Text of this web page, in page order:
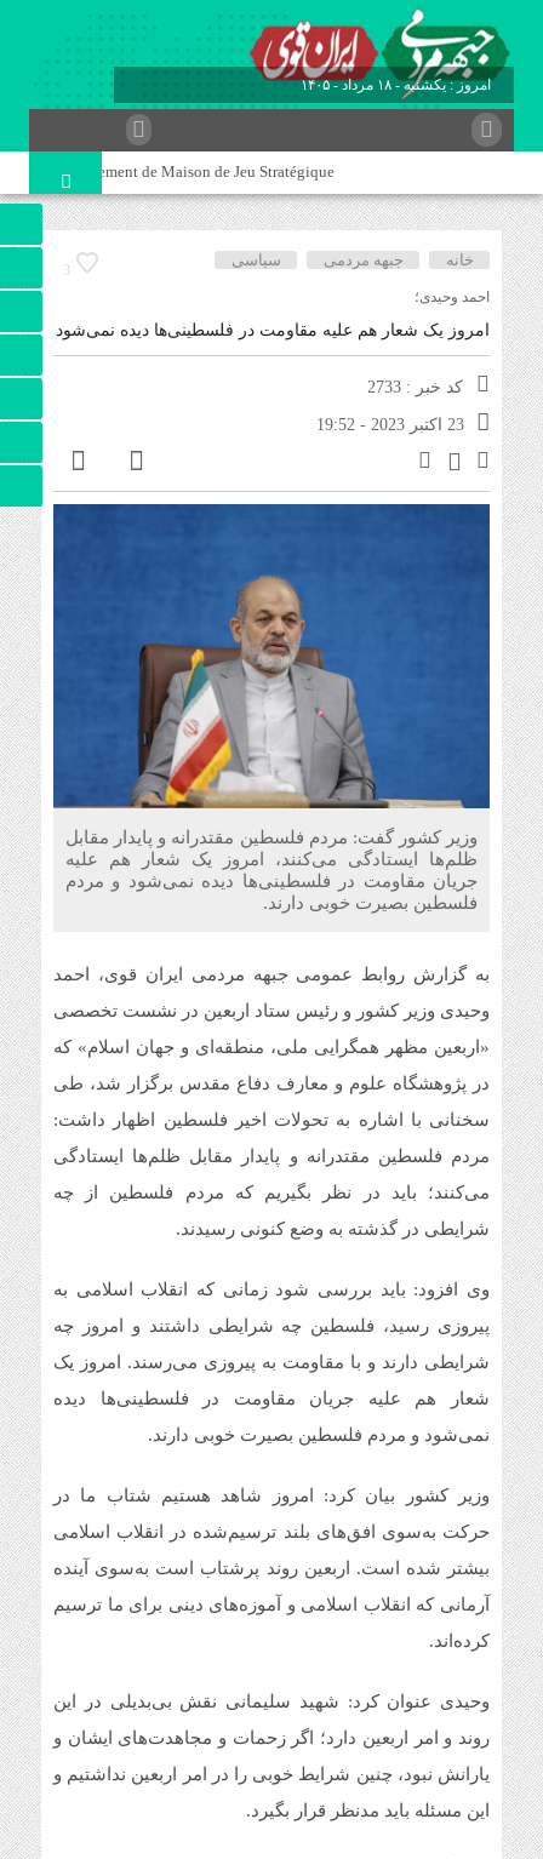
برابر با : Sunday - 9 August - 2026
du Divertissement de Maison de Jeu Stratégique
3
خانه جبهه مردمی سیاسی
احمد وحیدی؛
امروز یک شعار هم علیه مقاومت در فلسطینی‌ها دیده نمی‌شود
کد خبر : 2733
23 اکتبر 2023 - 19:52
وزیر کشور گفت: مردم فلسطین مقتدرانه و پایدار مقابل
ظلم‌ها ایستادگی می‌کنند، امروز یک شعار هم علیه
جریان مقاومت در فلسطینی‌ها دیده نمی‌شود و مردم
فلسطین بصیرت خوبی دارند.
به گزارش روابط عمومی جبهه مردمی ایران قوی، احمد
وحیدی وزیر کشور و رئیس ستاد اربعین در نشست تخصصی
«اربعین مظهر همگرایی ملی، منطقه‌ای و جهان اسلام» که
در پژوهشگاه علوم و معارف دفاع مقدس برگزار شد، طی
سخنانی با اشاره به تحولات اخیر فلسطین اظهار داشت:
مردم فلسطین مقتدرانه و پایدار مقابل ظلم‌ها ایستادگی
می‌کنند؛ باید در نظر بگیریم که مردم فلسطین از چه
شرایطی در گذشته به وضع کنونی رسیدند.
وی افزود: باید بررسی شود زمانی که انقلاب اسلامی به
پیروزی رسید، فلسطین چه شرایطی داشتند و امروز چه
شرایطی دارند و با مقاومت به پیروزی می‌رسند. امروز یک
شعار هم علیه جریان مقاومت در فلسطینی‌ها دیده
نمی‌شود و مردم فلسطین بصیرت خوبی دارند.
وزیر کشور بیان کرد: امروز شاهد هستیم شتاب ما در
حرکت به‌سوی افق‌های بلند ترسیم‌شده در انقلاب اسلامی
بیشتر شده است. اربعین روند پرشتاب است به‌سوی آینده
آرمانی که انقلاب اسلامی و آموزه‌های دینی برای ما ترسیم
کرده‌اند‌.
وحیدی عنوان کرد: شهید سلیمانی نقش بی‌بدیلی در این
روند و امر اربعین دارد؛ اگر زحمات و مجاهدت‌های ایشان و
یارانش نبود، چنین شرایط خوبی را در امر اربعین نداشتیم و
این مسئله باید مدنظر قرار بگیرد.